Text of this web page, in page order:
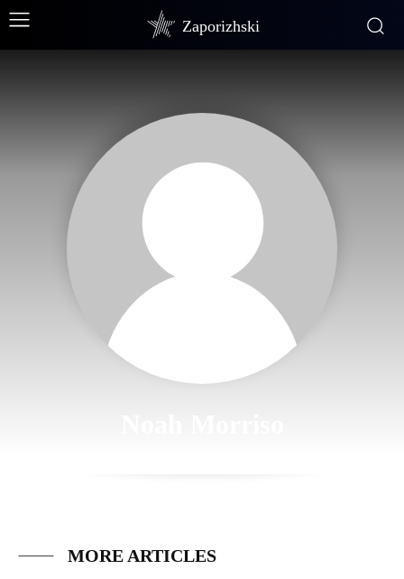
Zaporizhski
MORE ARTICLES